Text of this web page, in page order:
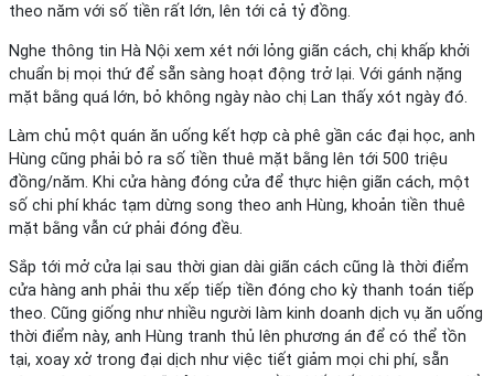
theo năm với số tiền rất lớn, lên tới cả tỷ đồng.
Nghe thông tin Hà Nội xem xét nới lỏng giãn cách, chị khấp khởi
chuẩn bị mọi thứ để sẵn sàng hoạt động trở lại. Với gánh nặng
mặt bằng quá lớn, bỏ không ngày nào chị Lan thấy xót ngày đó.
Làm chủ một quán ăn uống kết hợp cà phê gần các đại học, anh
Hùng cũng phải bỏ ra số tiền thuê mặt bằng lên tới 500 triệu
đồng/năm. Khi cửa hàng đóng cửa để thực hiện giãn cách, một
số chi phí khác tạm dừng song theo anh Hùng, khoản tiền thuê
mặt bằng vẫn cứ phải đóng đều.
Sắp tới mở cửa lại sau thời gian dài giãn cách cũng là thời điểm
cửa hàng anh phải thu xếp tiếp tiền đóng cho kỳ thanh toán tiếp
theo. Cũng giống như nhiều người làm kinh doanh dịch vụ ăn uống
thời điểm này, anh Hùng tranh thủ lên phương án để có thể tồn
tại, xoay xở trong đại dịch như việc tiết giảm mọi chi phí, sẵn